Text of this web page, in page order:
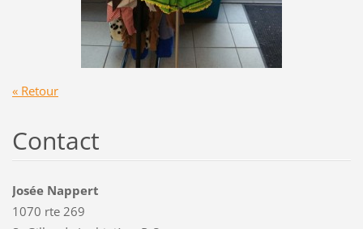
« Retour
Contact
Josée Nappert
1070 rte 269